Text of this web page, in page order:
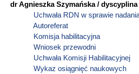
dr Agnieszka Szymańska /
Uchwała RDN w sprawie
Autoreferat
Komisja habilitacyjna
Wniosek przewodni
Uchwała Komisji Habilitacyjnej
Wykaz osiągnięć naukowych